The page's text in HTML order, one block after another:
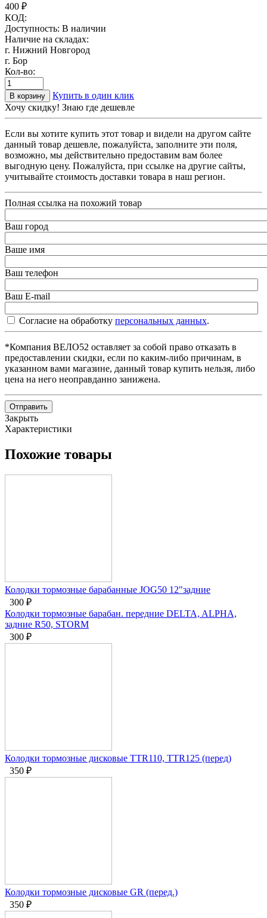
400 ₽
КОД:
Доступность: В наличии
Наличие на складах:
г. Нижний Новгород
г. Бор
Кол-во:
В корзину
Купить в один клик
Хочу скидку! Знаю где дешевле
Если вы хотите купить этот товар и видели на другом сайте
данный товар дешевле, пожалуйста, заполните эти поля,
возможно, мы действительно предоставим вам более
выгодную цену. Пожалуйста, при ссылке на другие сайты,
учитывайте стоимость доставки товара в наш регион.
Полная ссылка на похожий товар
Ваш город
Ваше имя
Ваш телефон
Ваш E-mail
Согласие на обработку персональных данных.
*Компания ВЕЛО52 оставляет за собой право отказать в
предоставлении скидки, если по каким-либо причинам, в
указанном вами магазине, данный товар купить нельзя, либо
цена на него неоправданно занижена.
Отправить
Закрыть
Характеристики
Похожие товары
Колодки тормозные барабанные JOG50 12"задние
300 ₽
Колодки тормозные барабан. передние DELTA, ALPHA,
задние R50, STORM
300 ₽
Колодки тормозные дисковые TTR110, TTR125 (перед)
350 ₽
Колодки тормозные дисковые GR (перед.)
350 ₽